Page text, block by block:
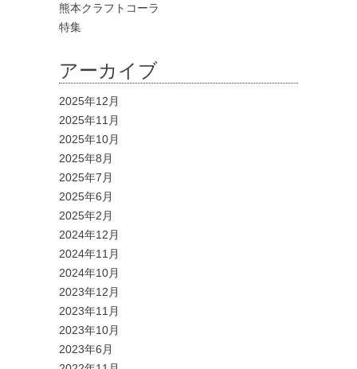
熊本クラフトコーラ
特集
アーカイブ
2025年12月
2025年11月
2025年10月
2025年8月
2025年7月
2025年6月
2025年2月
2024年12月
2024年11月
2024年10月
2023年12月
2023年11月
2023年10月
2023年6月